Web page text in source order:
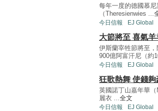
每年一度的德國慕
（Theresienwies ...
今日信報 EJ Global
大節將至 喜氣羊
伊斯蘭宰牲節將至
900億阿富汗尼（約
今日信報 EJ Global
狂歌熱舞 使錢夠
英國諾丁山嘉年華
麗衣 ...全文
今日信報 EJ Global